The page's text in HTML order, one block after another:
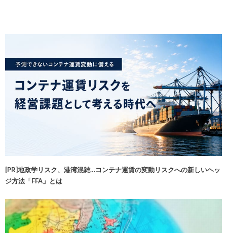
[PR]地政学リスク、港湾混雑…コンテナ運賃の変動リスクへの新しいヘッ
ジ方法「FFA」とは